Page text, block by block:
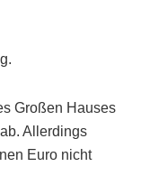
Großen Hauses
Allerdings
Euro nicht